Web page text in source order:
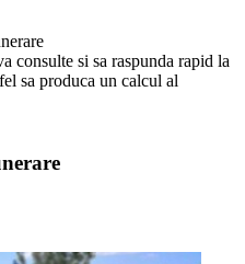
consulte si sa raspunda rapid la
sa produca un calcul al